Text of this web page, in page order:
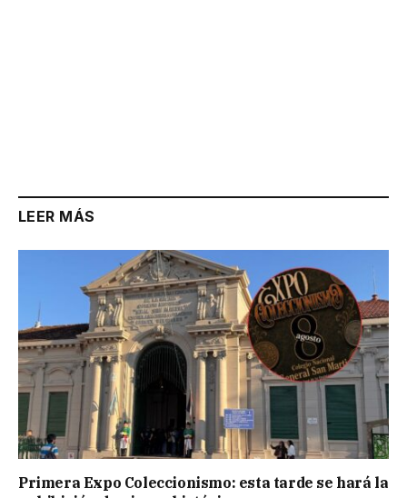
LEER MÁS
Primera Expo Coleccionismo: esta tarde se hará la